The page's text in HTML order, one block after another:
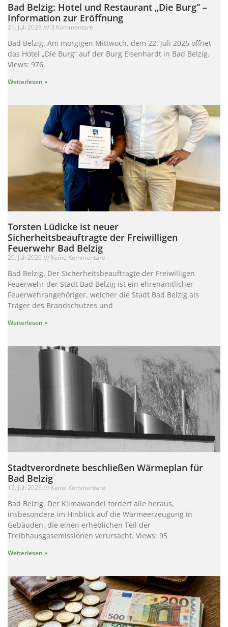
Bad Belzig: Hotel und Restaurant „Die Burg“ –
Information zur Eröffnung
21. Juli 2026 3 Kommentare
Bad Belzig. Am morgigen Mittwoch, dem 22. Juli 2026 öffnet
das Hotel „Die Burg“ auf der Burg Eisenhardt in Bad Belzig.
Views: 976
Weiterlesen »
Torsten Lüdicke ist neuer
Sicherheitsbeauftragte der Freiwilligen
Feuerwehr Bad Belzig
20. Juli 2026 Keine Kommentare
Bad Belzig. Der Sicherheitsbeauftragte der Freiwilligen
Feuerwehr der Stadt Bad Belzig ist ein ehrenamtlicher
Feuerwehrangehöriger, welcher die Stadt Bad Belzig als
Träger des Brandschutzes und
Weiterlesen »
Stadtverordnete beschließen Wärmeplan für
Bad Belzig
17. Juli 2026 Keine Kommentare
Bad Belzig. Der Klimawandel fordert alle heraus,
insbesondere im Hinblick auf die Wärmeerzeugung in
Gebäuden, die einen erheblichen Teil der
Treibhausgasemissionen verursacht. Views: 95
Weiterlesen »